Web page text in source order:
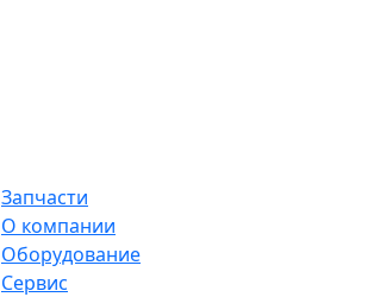
Запчасти
О компании
Оборудование
Сервис